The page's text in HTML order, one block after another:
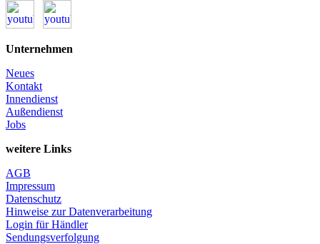
Unternehmen
Neues
Kontakt
Innendienst
Außendienst
Jobs
weitere Links
AGB
Impressum
Datenschutz
Hinweise zur Datenverarbeitung
Login für Händler
Sendungsverfolgung